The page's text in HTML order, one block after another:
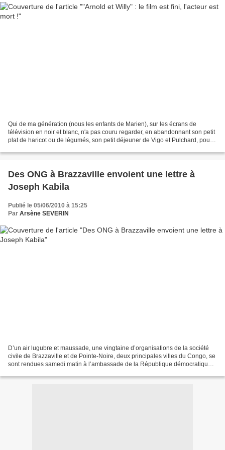
Qui de ma génération (nous les enfants de Marien), sur les écrans de
télévision en noir et blanc, n'a pas couru regarder, en abandonnant son petit
plat de haricot ou de légumés, son petit déjeuner de Vigo et Pulchard, pour
Des ONG à Brazzaville envoient une lettre à
Joseph Kabila
Publié le 05/06/2010 à 15:25
Par Arsène SEVERIN
D’un air lugubre et maussade, une vingtaine d’organisations de la société
civile de Brazzaville et de Pointe-Noire, deux principales villes du Congo, se
sont rendues samedi matin à l’ambassade de la République démocratique